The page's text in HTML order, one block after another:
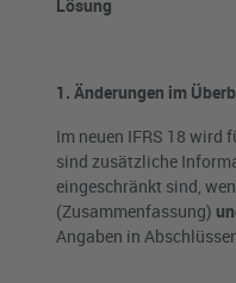
Lösung
1. Änderungen im
Im neuen IFRS 18 wird
sind zusätzliche
eingeschränkt sind,
(Zusammenfassung)
Angaben in